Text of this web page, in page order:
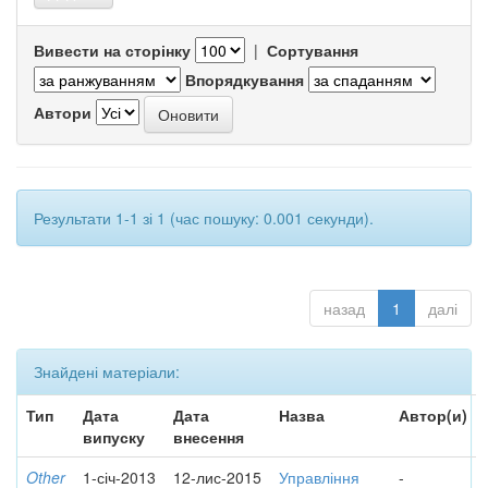
Вивести на сторінку | Сортування
Впорядкування
Автори
Результати 1-1 зі 1 (час пошуку: 0.001 секунди).
назад 1 далі
Знайдені матеріали:
Тип
Дата
випуску
Дата
внесення
Назва Автор(и)
Other 1-січ-2013 12-лис-2015 Управління -